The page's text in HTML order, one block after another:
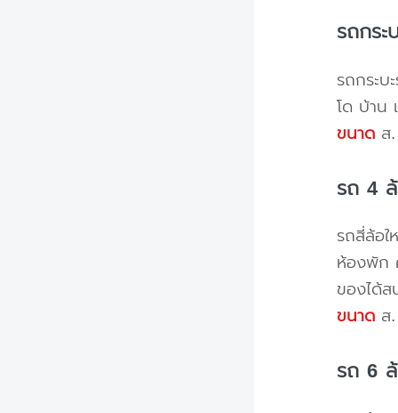
รถกระ
รถกระ
โด บ้าน
ขนาดส.
รถ 4
รถสี่ล้อ
ห้องพัก
ของได้ส
ขนาดส.
รถ 6